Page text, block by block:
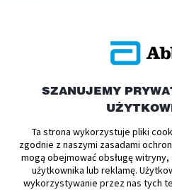
To
SZANUJEMY
Ta strona wykorzystuje pliki
zgodnie z naszymi zasadami
mogą obejmować obsługę
użytkownika lub reklamę.
wykorzystywanie przez nas tych